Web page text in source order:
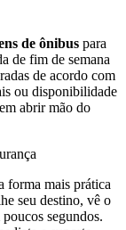
de ônibus para
de fim de semana
de acordo com
ou disponibilidade
abrir mão do
forma mais prática
seu destino, vê o
segundos.